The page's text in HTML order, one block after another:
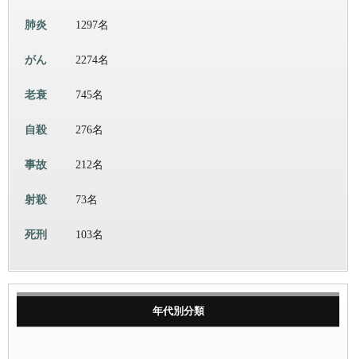
肺炎 1297名
がん 2274名
老衰 745名
自殺 276名
事故 212名
射殺 73名
死刑 103名
年代別分類